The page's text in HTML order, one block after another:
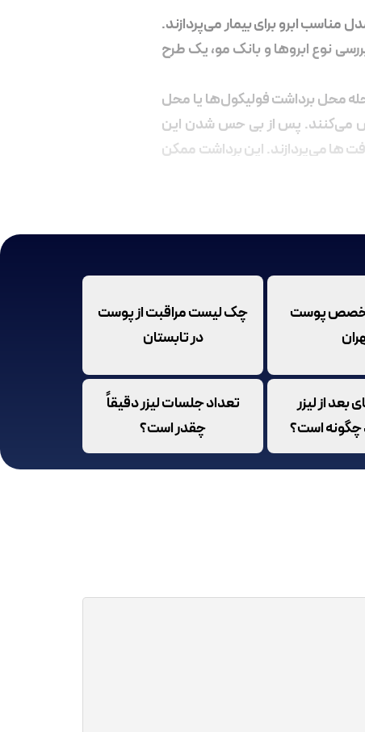
ابرو برای بیمار می‌پردازند.
نوع ابروها و بانک مو، یک طرح
محل برداشت فولیکول‌ها یا محل
حس می‌کنند. پس از بی حس شدن این
ها می‌پردازند. این برداشت ممکن
روی ابرو می‌کند. پس از ایجاد این
انجام شود.
التهاب و قرمزی شود. این عارضه ممکن
پوست
چک لیست مراقبت از پوست
در تابستان
بعد از لیزر
چگونه است؟
تعداد جلسات لیزر دقیقاً
چقدر است؟